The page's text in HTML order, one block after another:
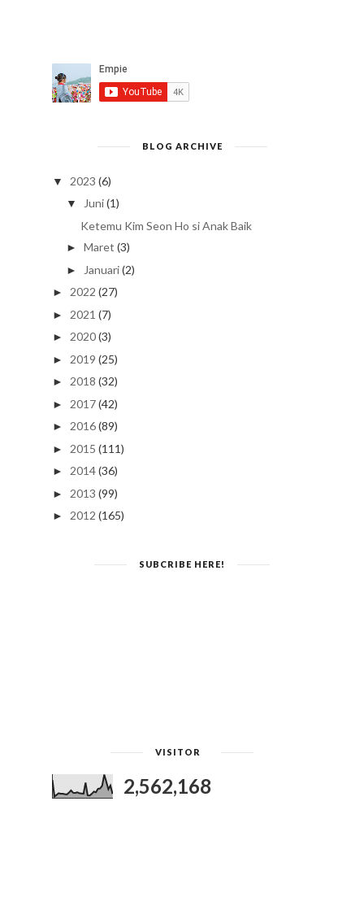
BLOG ARCHIVE
▼ 2023 (6)
▼ Juni(1)
Ketemu Kim Seon Ho si Anak Baik
► Maret (3)
► Januari(2)
► 2022 (27)
► 2021 (7)
► 2020(3)
► 2019 (25)
► 2018 (32)
► 2017(42)
► 2016(89)
► 2015 (111)
► 2014(36)
► 2013 (99)
► 2012 (165)
SUBCRIBE HERE!
VISITOR
2,562,168